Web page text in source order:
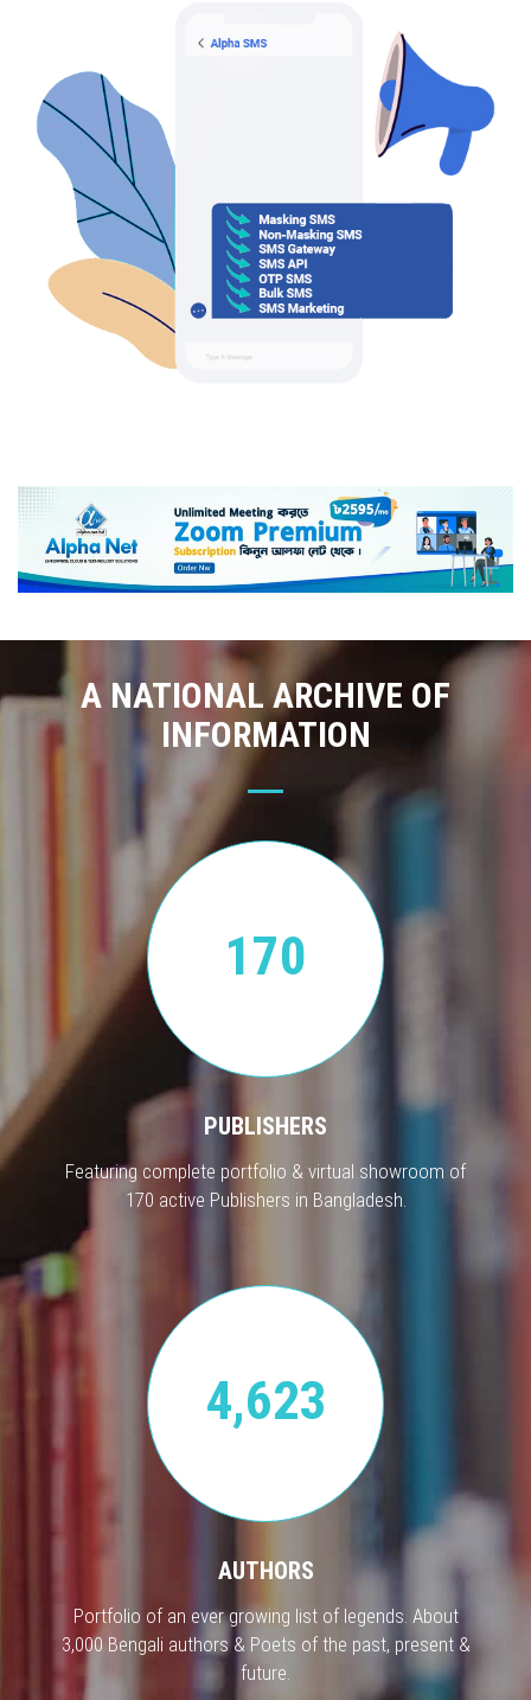
A NATIONAL ARCHIVE OF
INFORMATION
170
PUBLISHERS
Featuring complete portfolio & virtual showroom of
170 active Publishers in Bangladesh.
4,623
AUTHORS
Portfolio of an ever growing list of legends. About
3,000 Bengali authors & Poets of the past, present &
future.